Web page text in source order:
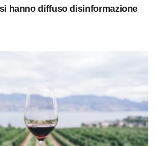
hanno diffuso disinformazione